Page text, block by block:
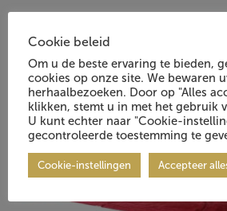
Cookie beleid
Om u de beste ervaring te bieden,
cookies op onze site. We bewaren
herhaalbezoeken. Door op "Alles
klikken, stemt u in met het gebruik
U kunt echter naar "Cookie-
gecontroleerde toestemming te
Cookie-instellingen Accepteer